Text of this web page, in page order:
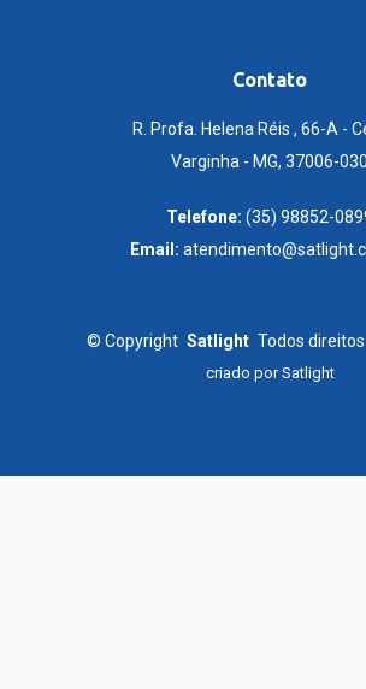
Contato
R. Profa. Helena Réis , 66-A -
Varginha - MG, 37006-030
Telefone: (35) 98852-
Email:
© Copyright Satlight Todos
criado porSatlight